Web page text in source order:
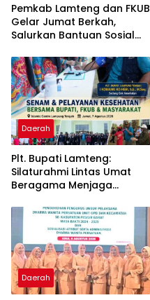
Pemkab Lamteng dan FKUB
Gelar Jumat Berkah,
Salurkan Bantuan Sosial
Daerah
Plt. Bupati Lamteng:
Silaturahmi Lintas Umat
Beragama Menjaga
Daerah